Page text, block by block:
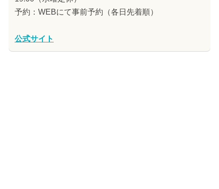
予約：WEBにて事前予約（各日先着順）
公式サイト